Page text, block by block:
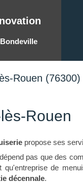
Rouen (76300)
Rouen
propose ses
pas que des
de
décennale.